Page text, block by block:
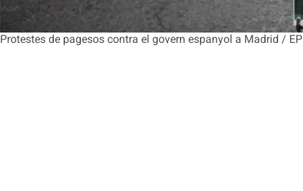
Protestes de pagesos contra el govern espanyol a Madrid / EP